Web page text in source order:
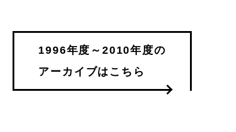
1996年度～2010年度の
アーカイブはこちら